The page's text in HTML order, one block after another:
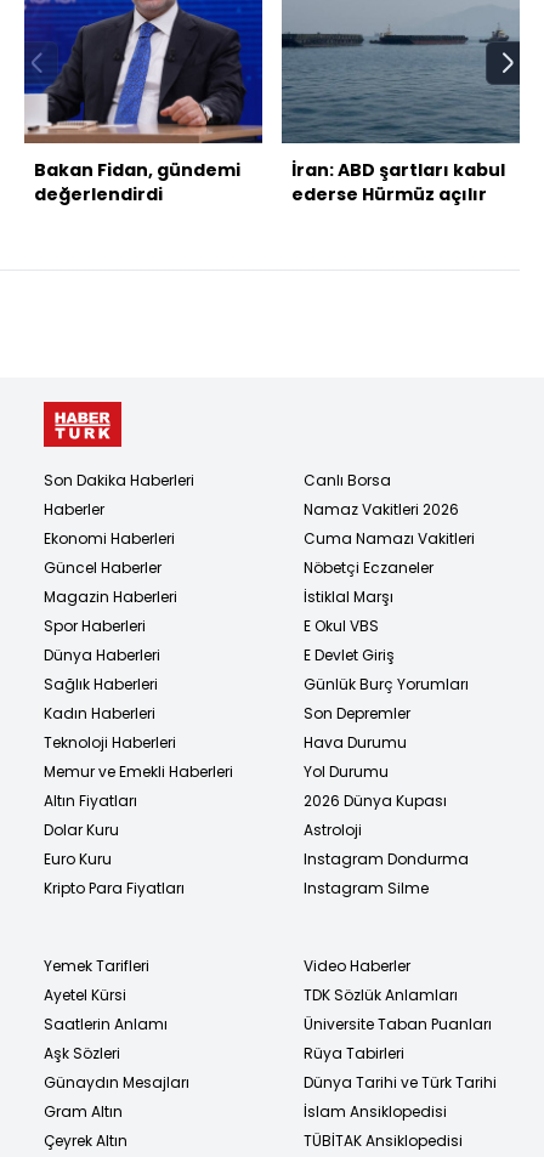
Bakan Fidan, gündemi
değerlendirdi
İran: ABD şartları kabul
ederse Hürmüz açılır
Son Dakika Haberleri
Haberler
Ekonomi Haberleri
Güncel Haberler
Magazin Haberleri
Spor Haberleri
Dünya Haberleri
Sağlık Haberleri
Kadın Haberleri
Teknoloji Haberleri
Memur ve Emekli Haberleri
Altın Fiyatları
Dolar Kuru
Euro Kuru
Kripto Para Fiyatları
Canlı Borsa
Namaz Vakitleri 2026
Cuma Namazı Vakitleri
Nöbetçi Eczaneler
İstiklal Marşı
E Okul VBS
E Devlet Giriş
Günlük Burç Yorumları
Son Depremler
Hava Durumu
Yol Durumu
2026 Dünya Kupası
Astroloji
Instagram Dondurma
Instagram Silme
Yemek Tarifleri
Ayetel Kürsi
Saatlerin Anlamı
Aşk Sözleri
Günaydın Mesajları
Gram Altın
Çeyrek Altın
Video Haberler
TDK Sözlük Anlamları
Üniversite Taban Puanları
Rüya Tabirleri
Dünya Tarihi ve Türk Tarihi
İslam Ansiklopedisi
TÜBİTAK Ansiklopedisi